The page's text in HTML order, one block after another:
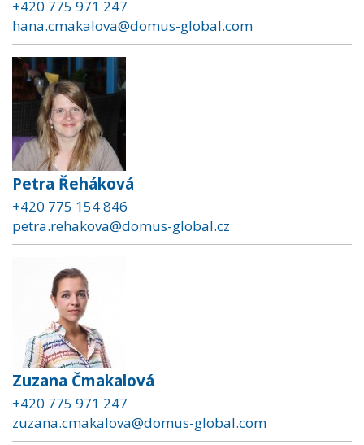
+420 775 971 247
hana.cmakalova@domus-global.com
Petra Řeháková
+420 775 154 846
petra.rehakova@domus-global.cz
Zuzana Čmakalová
+420 775 971 247
zuzana.cmakalova@domus-global.com